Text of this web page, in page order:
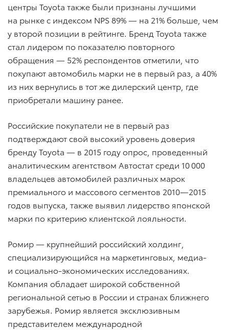
центры Toyota также были признаны лучшими
на рынке с индексом NPS 89% — на 21% больше, чем
у второй позиции в рейтинге. Бренд Toyota также
стал лидером по показателю повторного
обращения — 52% респондентов отметили, что
покупают автомобиль марки не в первый раз, а 40%
из них вернулись в тот же дилерский центр, где
приобретали машину ранее.
Российские покупатели не в первый раз
подтверждают свой высокий уровень доверия
бренду Toyota — в 2015 году опрос, проведенный
аналитическим агентством Автостат среди 10 000
владельцев автомобилей различных марок
премиального и массового сегментов 2010—2015
годов выпуска, также выявил лидерство японской
марки по критерию клиентской лояльности.
Ромир — крупнейший российский холдинг,
специализирующийся на маркетинговых, медиа-
и социально-экономических исследованиях.
Компания обладает широкой собственной
региональной сетью в России и странах ближнего
зарубежья. Ромир является эксклюзивным
представителем международной